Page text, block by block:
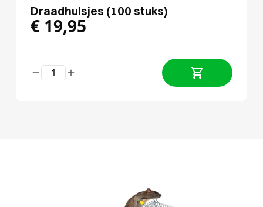
Draadhulsjes (100 stuks)
€ 19,95